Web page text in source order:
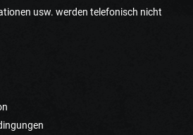
usw. werden telefonisch nicht